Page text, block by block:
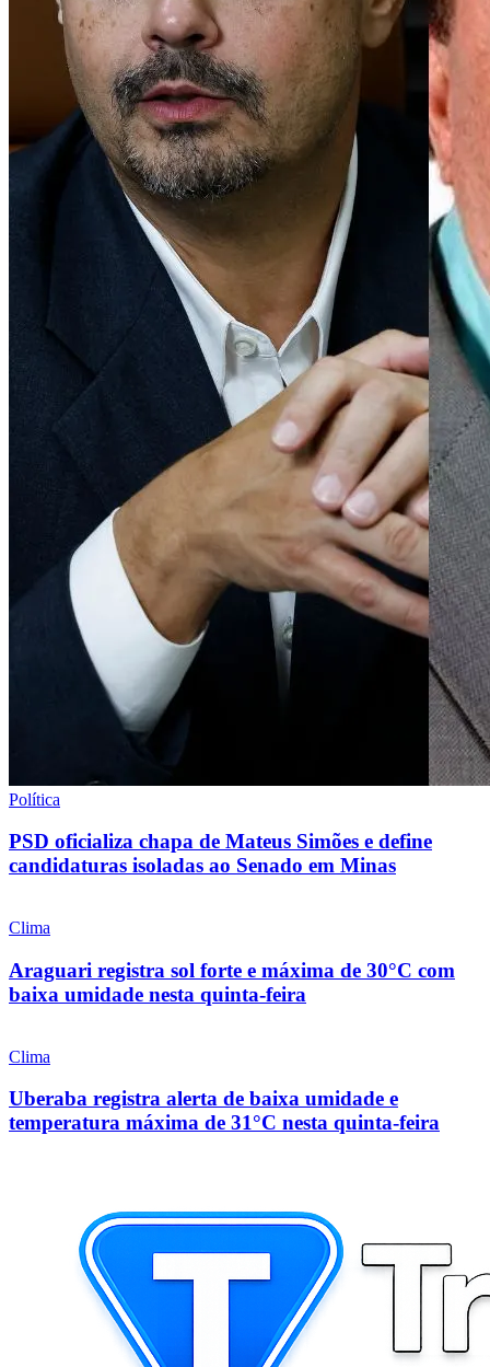
Política
PSD oficializa chapa de Mateus Simões e define
candidaturas isoladas ao Senado em Minas
Clima
Araguari registra sol forte e máxima de 30°C com
baixa umidade nesta quinta-feira
Clima
Uberaba registra alerta de baixa umidade e
temperatura máxima de 31°C nesta quinta-feira